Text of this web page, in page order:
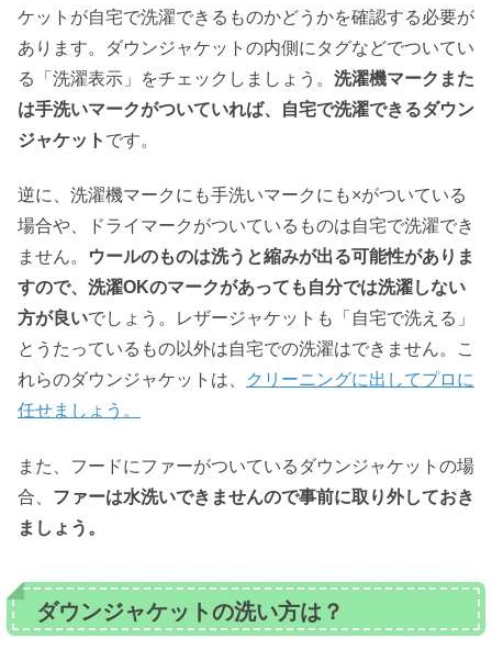
ケットが自宅で洗濯できるものかどうかを確認する必要が
あります。ダウンジャケットの内側にタグなどでついてい
る「洗濯表示」をチェックしましょう。 洗濯機マークまた
は手洗いマークがついていれば、自宅で洗濯できるダウン
ジャケット です。
逆に、洗濯機マークにも手洗いマークにも×がついている
場合や、ドライマークがついているものは自宅で洗濯でき
ません。
ウールのものは洗うと縮みが出る可能性がありま
すので、洗濯OKのマークがあっても自分では洗濯しない
方が良いでしょう。レザージャケットも「自宅で洗える」
とうたっているもの以外は自宅での洗濯はできません。こ
れらのダウンジャケットは、
クリーニングに出してプロに
任せましょう。
また、フードにファーがついているダウンジャケットの場
合、 ファーは水洗いできませんので事前に取り外しておき
ましょう。
ダウンジャケットの洗い方は？